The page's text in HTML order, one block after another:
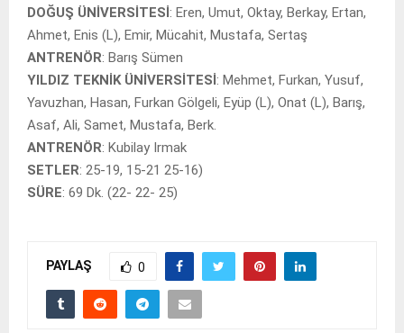
DOĞUŞ ÜNİVERSİTESİ: Eren, Umut, Oktay, Berkay, Ertan,
Ahmet, Enis (L), Emir, Mücahit, Mustafa, Sertaş
ANTRENÖR: Barış Sümen
YILDIZ TEKNİK ÜNİVERSİTESİ: Mehmet, Furkan, Yusuf,
Yavuzhan, Hasan, Furkan Gölgeli, Eyüp (L), Onat (L), Barış,
Asaf, Ali, Samet, Mustafa, Berk.
ANTRENÖR: Kubilay Irmak
SETLER: 25-19, 15-21 25-16)
SÜRE: 69 Dk. (22- 22- 25)
PAYLAŞ 0